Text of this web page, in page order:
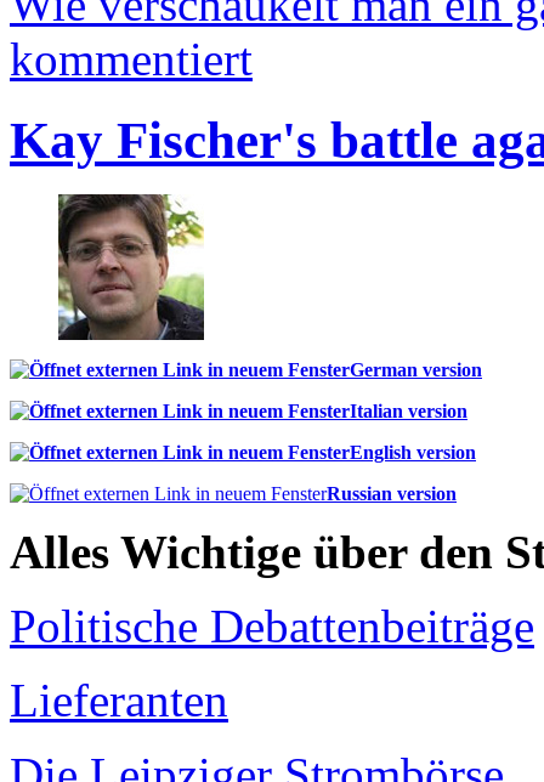
kommentiert
Kay Fischer's battle
German version
Italian version
English version
Russian version
Alles Wichtige über den
Politische Debattenbeiträge
Lieferanten